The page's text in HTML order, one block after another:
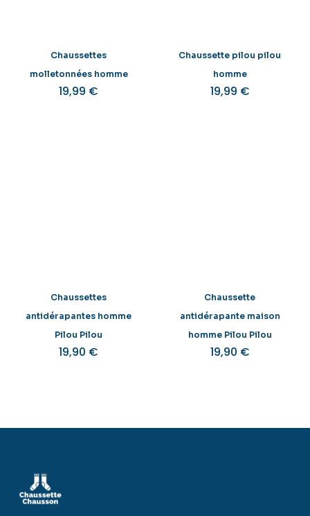
Chaussettes
molletonnées homme
19,99 €
Chaussette pilou pilou
homme
19,99 €
Chaussettes
antidérapantes homme
Pilou Pilou
19,90 €
Chaussette
antidérapante maison
homme Pilou Pilou
19,90 €